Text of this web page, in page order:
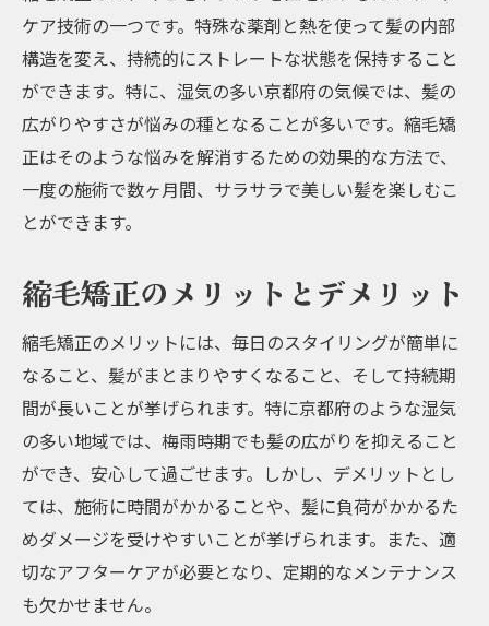
料金とサービス内容の比較
サロンの設備と雰囲気が重要な理由
縮毛矯正専門サロンと一般サロンの違い
プロフェッショナルなスタイリストの選び
方
縮毛矯正を受ける前に知っておくべきポイント
事前にカウンセリングを受ける重要性
アレルギー反応の確認方法
自宅での事前準備と注意点
施術後のダメージを軽減する方法
縮毛矯正前に避けるべきヘアケア製品
くせ毛改善に効果的な京都府の縮毛矯正サロン
特集
くせ毛に悩む人におすすめのサロン
最新の縮毛矯正技術を提供するサロン
京都で評判の高いサロン紹介
ケア技術の一つです。特殊な薬剤と熱を使って髪の内部
構造を変え、持続的にストレートな状態を保持すること
ができます。特に、湿気の多い京都府の気候では、髪の
広がりやすさが悩みの種となることが多いです。縮毛矯
正はそのような悩みを解消するための効果的な方法で、
一度の施術で数ヶ月間、サラサラで美しい髪を楽しむこ
とができます。
縮毛矯正のメリットとデメリット
縮毛矯正のメリットには、毎日のスタイリングが簡単に
なること、髪がまとまりやすくなること、そして持続期
間が長いことが挙げられます。特に京都府のような湿気
の多い地域では、梅雨時期でも髪の広がりを抑えること
ができ、安心して過ごせます。しかし、デメリットとし
ては、施術に時間がかかることや、髪に負荷がかかるた
めダメージを受けやすいことが挙げられます。また、適
切なアフターケアが必要となり、定期的なメンテナンス
も欠かせません。